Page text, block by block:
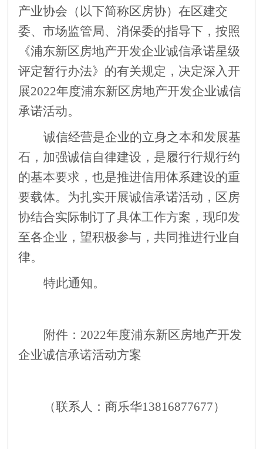
产业协会（以下简称区房协）在区建交
委、市场监管局、消保委的指导下，按照
《浦东新区房地产开发企业诚信承诺星级
评定暂行办法》的有关规定，决定深入开
展2022年度浦东新区房地产开发企业诚信
承诺活动。
诚信经营是企业的立身之本和发展基
石，加强诚信自律建设，是履行行规行约
的基本要求，也是推进信用体系建设的重
要载体。为扎实开展诚信承诺活动，区房
协结合实际制订了具体工作方案，现印发
至各企业，望积极参与，共同推进行业自
律。
特此通知。
附件： 2022年度浦东新区房地产开发
企业诚信承诺活动方案
（联系人：商乐华13816877677）